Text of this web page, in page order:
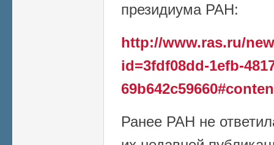
президиума РАН:
http://www.ras.ru/
id=3fdf08dd-1efb-
Ранее РАН не